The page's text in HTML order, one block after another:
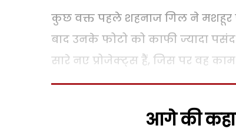
कुछ वक्त पहले शहनाज गिल ने मशहूर
बाद उनके फोटो को काफी ज्यादा
सारे नए प्रोजेक्ट्स हैं, जिस पर वह
आगे की